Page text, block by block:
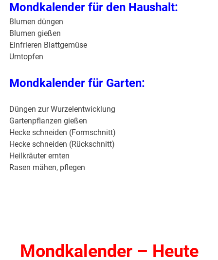
Mondkalender für den Haushalt:
Blumen düngen
Blumen gießen
Einfrieren Blattgemüse
Umtopfen
Mondkalender für Garten:
Düngen zur Wurzelentwicklung
Gartenpflanzen gießen
Hecke schneiden (Formschnitt)
Hecke schneiden (Rückschnitt)
Heilkräuter ernten
Rasen mähen, pflegen
Mondkalender – Heute